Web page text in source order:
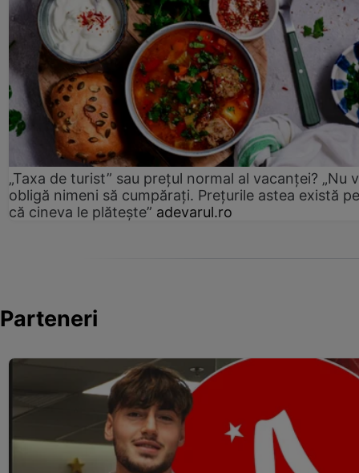
„Taxa de turist” sau prețul normal al vacanței? „Nu
obligă nimeni să cumpărați. Prețurile astea există
că cineva le plătește” adevarul.ro
Parteneri